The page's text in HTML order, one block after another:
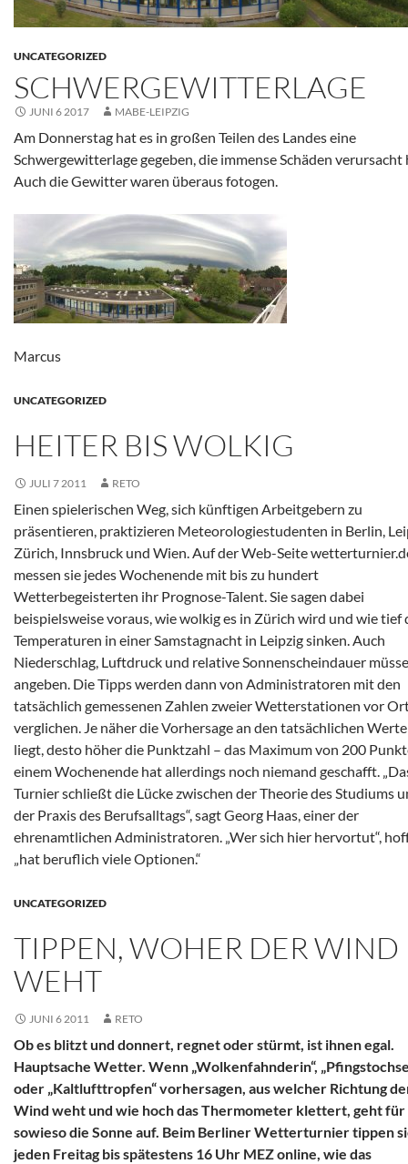
UNCATEGORIZED
SCHWERGEWITTERLAGE
JUNI 6 2017 MABE-LEIPZIG
Am Donnerstag hat es in großen Teilen des Landes eine
Schwergewitterlage gegeben, die immense Schäden verursacht
Auch die Gewitter waren überaus fotogen.
Marcus
UNCATEGORIZED
HEITER BIS WOLKIG
JULI 7 2011 RETO
Einen spielerischen Weg, sich künftigen Arbeitgebern zu
präsentieren, praktizieren Meteorologiestudenten in Berlin,
Zürich, Innsbruck und Wien. Auf der Web-Seite
messen sie jedes Wochenende mit bis zu hundert
Wetterbegeisterten ihr Prognose-Talent. Sie sagen dabei
beispielsweise voraus, wie wolkig es in Zürich wird und wie tief
Temperaturen in einer Samstagnacht in Leipzig sinken. Auch
Niederschlag, Luftdruck und relative Sonnenscheindauer
angeben. Die Tipps werden dann von Administratoren mit den
tatsächlich gemessenen Zahlen zweier Wetterstationen vor
verglichen. Je näher die Vorhersage an den tatsächlichen
liegt, desto höher die Punktzahl – das Maximum von 200
einem Wochenende hat allerdings noch niemand geschafft.
Turnier schließt die Lücke zwischen der Theorie des Studiums
der Praxis des Berufsalltags“, sagt Georg Haas, einer der
ehrenamtlichen Administratoren. „Wer sich hier hervortut“,
„hat beruflich viele Optionen.“
UNCATEGORIZED
TIPPEN, WOHER DER WIND
WEHT
JUNI 6 2011 RETO
Ob es blitzt und donnert, regnet oder stürmt, ist ihnen egal.
Hauptsache Wetter. Wenn „Wolkenfahnderin“,
oder „Kaltlufttropfen“ vorhersagen, aus welcher Richtung
Wind weht und wie hoch das Thermometer klettert, geht für
sowieso die Sonne auf. Beim Berliner Wetterturnier tippen
jeden Freitag bis spätestens 16 Uhr MEZ online, wie das